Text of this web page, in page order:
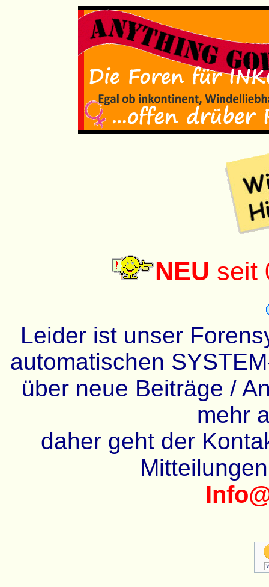
NEU seit
Leider ist unser
automatischen
über neue Beiträge /
mehr
daher geht der